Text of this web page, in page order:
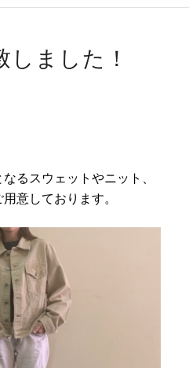
しました！
るスウェットやニット、
意しております。